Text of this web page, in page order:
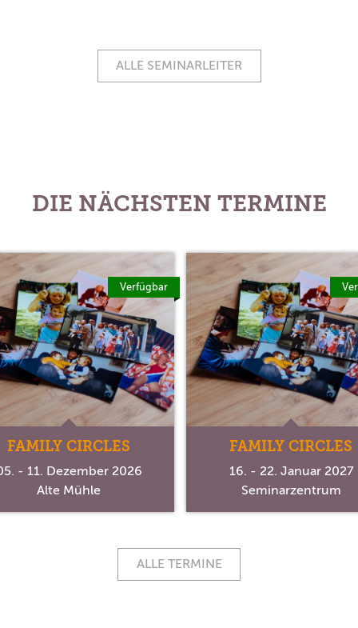
ALLE SEMINARLEITER
DIE NÄCHSTEN TERMINE
Verfügbar
FAMILY CIRCLES
- 11. Dezember 2026
Alte Mühle
FAMILY CIRCLES
16. - 22. Januar 2027
Seminarzentrum
ALLE TERMINE